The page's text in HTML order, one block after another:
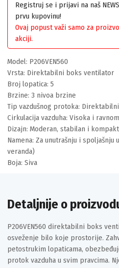
Registruj se i prijavi na naš
prvu kupovinu!
Ovaj popust važi samo za
akciji.
Model: P206VEN560
Vrsta: Direktabilni boks ventilator
Broj lopatica: 5
Brzine: 3 nivoa brzine
Tip vazdušnog protoka:
Cirkulacija vazduha: Visoka i
Dizajn: Moderan, stabilan i
Namena: Za unutrašnju i spoljašnju
veranda)
Boja: Siva
Detaljnije o
P206VEN560 direktabilni boks
osveženje bilo koje prostorije.
petostrukim lopaticama,
protok vazduha u svim pravcima.